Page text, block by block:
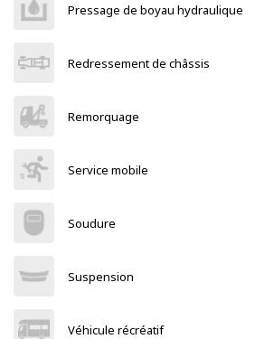
Pressage de boyau hydraulique
Redressement de châssis
Remorquage
Service mobile
Soudure
Suspension
Véhicule récréatif